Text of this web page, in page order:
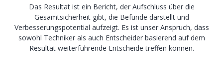
Das Resultat ist ein Bericht, der Aufschluss über die
Gesamtsicherheit gibt, die Befunde darstellt und
Verbesserungspotential aufzeigt. Es ist unser Anspruch, dass
sowohl Techniker als auch Entscheider basierend auf dem
Resultat weiterführende Entscheide treffen können.